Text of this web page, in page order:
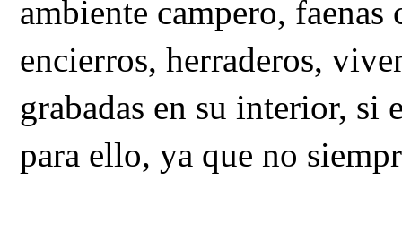
ambiente campero,
encierros, herraderos,
grabadas en su interior, si
para ello, ya que no